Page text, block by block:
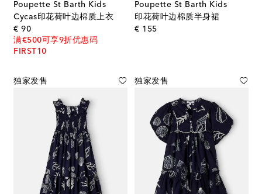
Poupette St Barth Kids
Cycas印花荷叶边棉质上衣
€ 90original price
满€500可享9折优惠码
FIRST10
Poupette St Barth Kids
印花荷叶边棉质半身裙
€ 155original price
独家发售 独家发售